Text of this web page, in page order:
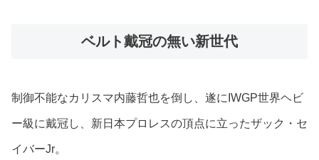
ベルト戴冠の無い新世代
制御不能なカリスマ内藤哲也を倒し、遂にIWGP世界ヘビ
ー級に戴冠し、新日本プロレスの頂点に立ったザック・セ
イバーJr。